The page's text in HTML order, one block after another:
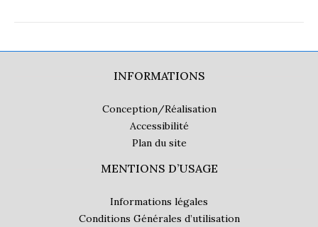
INFORMATIONS
Conception/Réalisation
Accessibilité
Plan du site
MENTIONS D’USAGE
Informations légales
Conditions Générales d’utilisation